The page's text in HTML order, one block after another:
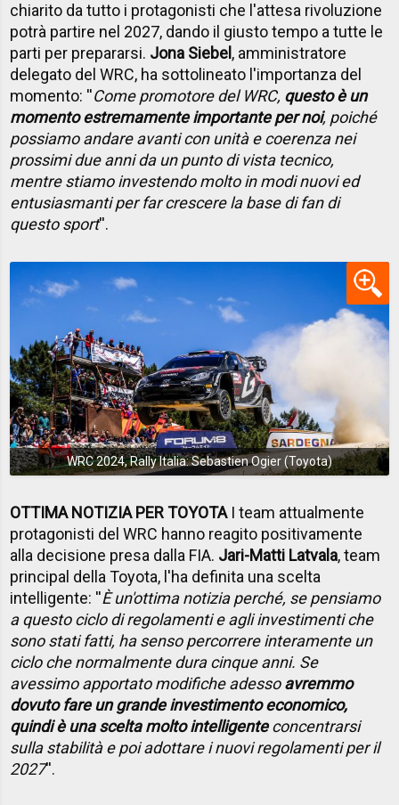
chiarito da tutto i protagonisti che l'attesa rivoluzione
potrà partire nel 2027, dando il giusto tempo a tutte le
parti per prepararsi. Jona Siebel , amministratore
delegato del WRC, ha sottolineato l'importanza del
momento: ''Come promotore del WRC, questo è un
momento estremamente importante per noi, poiché
possiamo andare avanti con unità e coerenza nei
prossimi due anni da un punto di vista tecnico,
mentre stiamo investendo molto in modi nuovi ed
entusiasmanti per far crescere la base di fan di
questo sport''.
WRC 2024, Rally Italia: Sebastien Ogier (Toyota)
OTTIMA NOTIZIA PER TOYOTAI team attualmente
protagonisti del WRC hanno reagito positivamente
alla decisione presa dalla FIA. Jari-Matti Latvala, team
principal della Toyota, l'ha definita una scelta
intelligente: ''È un'ottima notizia perché, se pensiamo
a questo ciclo di regolamenti e agli investimenti che
sono stati fatti, ha senso percorrere interamente un
ciclo che normalmente dura cinque anni. Se
avessimo apportato modifiche adessoavremmo
dovuto fare un grande investimento economico,
quindi è una scelta molto intelligenteconcentrarsi
sulla stabilità e poi adottare i nuovi regolamenti per il
2027''.